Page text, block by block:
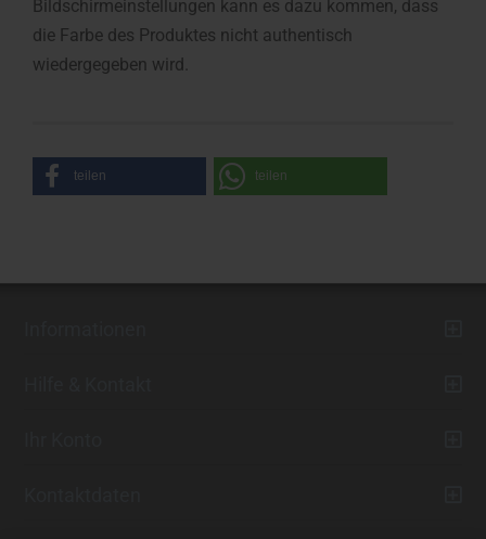
Bildschirmeinstellungen kann es dazu kommen, dass
die Farbe des Produktes nicht authentisch
wiedergegeben wird.
teilen teilen